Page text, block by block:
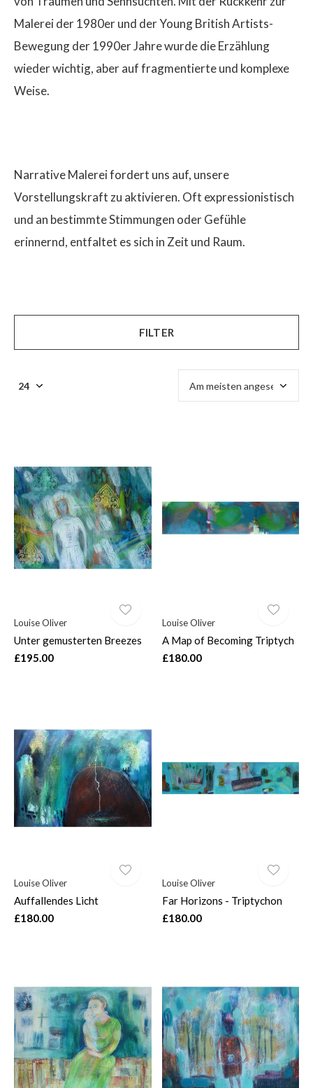
Malerei der 1980er und der Young British Artists-
Bewegung der 1990er Jahre wurde die Erzählung
wieder wichtig, aber auf fragmentierte und komplexe
Weise.
Narrative Malerei fordert uns auf, unsere
Vorstellungskraft zu aktivieren. Oft expressionistisch
und an bestimmte Stimmungen oder Gefühle
erinnernd, entfaltet es sich in Zeit und Raum.
FILTER
Louise Oliver
Unter gemusterten Breezes
£195.00
Louise Oliver
A Map of Becoming Triptych
£180.00
Louise Oliver
Auffallendes Licht
£180.00
Louise Oliver
Far Horizons - Triptychon
£180.00